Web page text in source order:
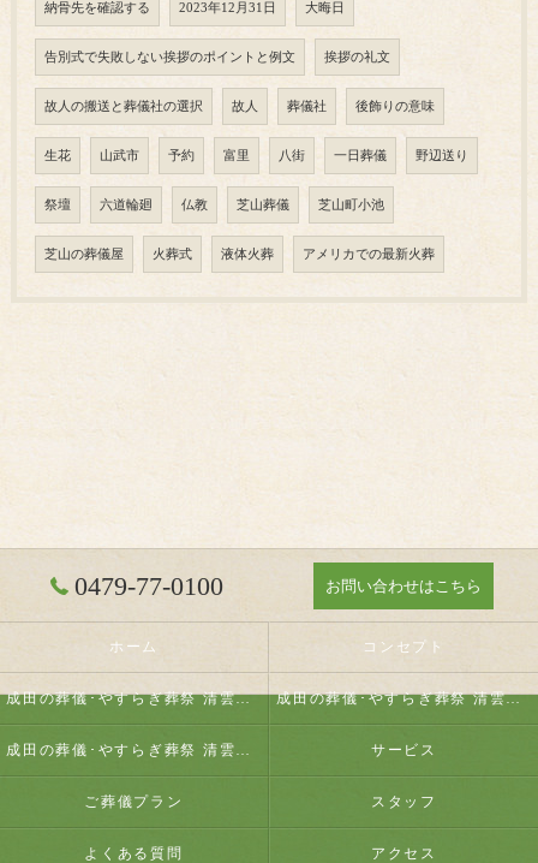
納骨先を確認する 2023年12月31日 大晦日
告別式で失敗しない挨拶のポイントと例文 挨拶の礼文
故人の搬送と葬儀社の選択 故人 葬儀社 後飾りの意味
生花 山武市 予約 富里 八街 一日葬儀 野辺送り
祭壇 六道輪廻 仏教 芝山葬儀 芝山町小池
芝山の葬儀屋 火葬式 液体火葬 アメリカでの最新火葬
0479-77-0100 お問い合わせはこちら
ホーム コンセプト
成田の葬儀･やすらぎ葬祭 清雲の口コミ情報 成田の葬儀･やすらぎ葬祭 清雲の評判
成田の葬儀･やすらぎ葬祭 清雲のお客様の声 サービス
ご葬儀プラン スタッフ
よくある質問 アクセス